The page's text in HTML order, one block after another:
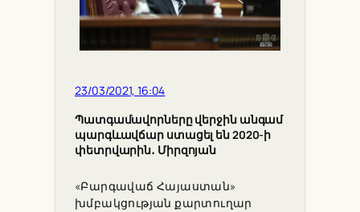
23/03/2021, 16:04
Պատգամավորները վերջին անգամ
պարգևավճար ստացել են 2020-ի
փետրվարին․ Միրզոյան
«Բարգավաճ Հայաստան»
խմբակցության քարտուղար